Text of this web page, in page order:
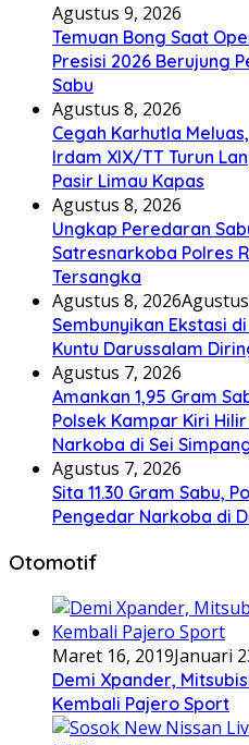
Agustus 9, 2026
Temuan Bong Saat
Presisi 2026 Berujung
Sabu
Agustus 8, 2026
Cegah Karhutla
Irdam XIX/TT Turun
Pasir Limau Kapas
Agustus 8, 2026
Ungkap Peredaran
Satresnarkoba Polres
Tersangka
Agustus 8, 2026
Sembunyikan Ekstasi
Kuntu Darussalam
Agustus 7, 2026
Amankan 1,95 Gram
Polsek Kampar Kiri
Narkoba di Sei
Agustus 7, 2026
Sita 11.30 Gram Sabu,
Pengedar Narkoba di
Otomotif
Maret 16, 2019Januari
Demi Xpander,
Kembali Pajero Sport